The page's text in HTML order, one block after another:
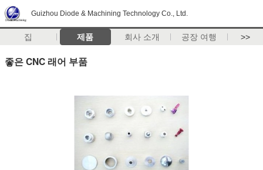
Guizhou Diode & Machining Technology Co., Ltd.
집 제품 회사 소개 공장 여행 >>
좋은 CNC 래어 부품